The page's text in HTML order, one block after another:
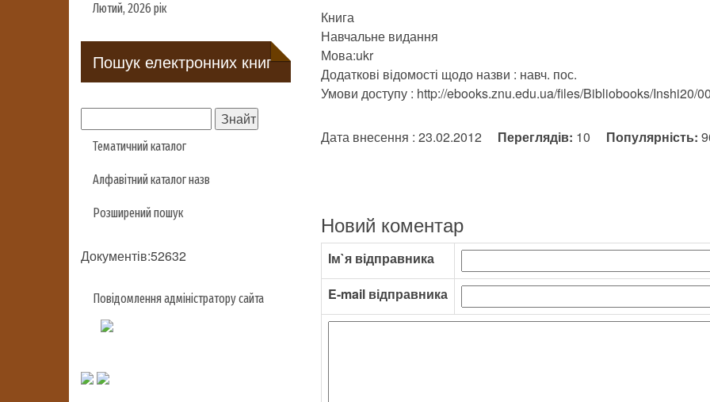
Лютий, 2026 рік
Пошук електронних книг
Тематичний каталог
Алфавітний каталог назв
Розширений пошук
Документів:52632
Повідомлення адміністратору сайта
Книга
Навчальне видання
Мова:ukr
Додаткові відомості щодо назви : навч. пос.
Умови доступу : http://ebooks.znu.edu.ua/files/Bibliobooks/Inshi20/
Дата внесення : 23.02.2012 Переглядів: 10 Популярність:
Новий коментар
Ім`я відправника
E-mail відправника